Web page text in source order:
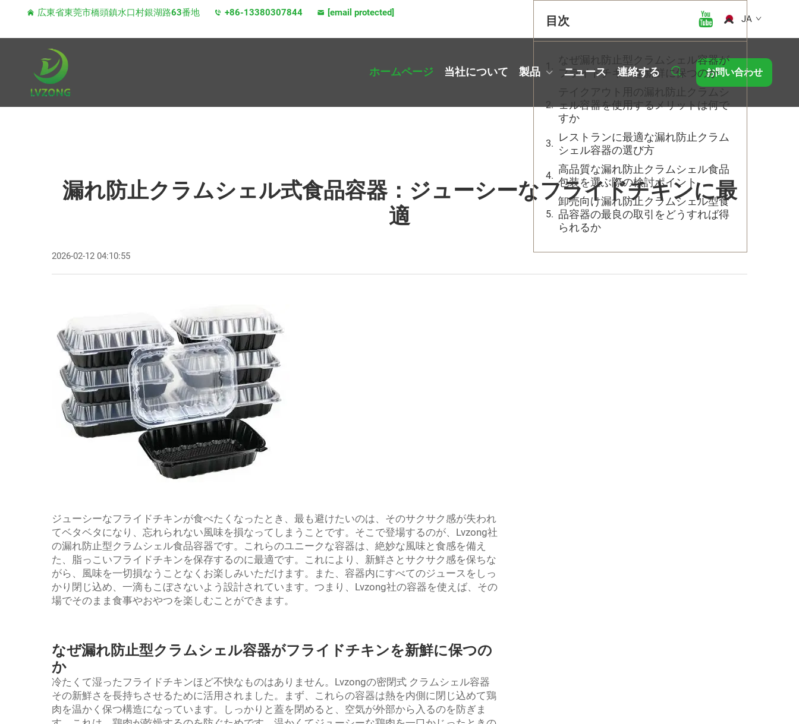
広東省東莞市橋頭鎮水口村銀湖路63番地 +86-13380307844 [email protected]
JA
ホームページ 当社について 製品 ニュース 連絡する お問い合わせ
漏れ防止クラムシェル式食品容器：ジューシーなフライドチキンに最
適
2026-02-12 04:10:55
ジューシーなフライドチキンが食べたくなったとき、最も避けたいのは、そのサクサク感が失われ
てベタベタになり、忘れられない風味を損なってしまうことです。そこで登場するのが、Lvzong社
の漏れ防止型クラムシェル食品容器です。これらのユニークな容器は、絶妙な風味と食感を備え
た、脂っこいフライドチキンを保存するのに最適です。これにより、新鮮さとサクサク感を保ちな
がら、風味を一切損なうことなくお楽しみいただけます。また、容器内にすべてのジュースをしっ
かり閉じ込め、一滴もこぼさないよう設計されています。つまり、Lvzong社の容器を使えば、その
場でそのまま食事やおやつを楽しむことができます。
なぜ漏れ防止型クラムシェル容器がフライドチキンを新鮮に保つの
か
冷たくて湿ったフライドチキンほど不快なものはありません。Lvzongの密閉式 クラムシェル容器
その新鮮さを長持ちさせるために活用されました。まず、これらの容器は熱を内側に閉じ込めて鶏
肉を温かく保つ構造になっています。しっかりと蓋を閉めると、空気が外部から入るのを防ぎま
目次
なぜ漏れ防止型クラムシェル容器が
フライドチキンを新鮮に保つのか
テイクアウト用の漏れ防止クラムシ
ェル容器を使用するメリットは何で
すか
レストランに最適な漏れ防止クラム
シェル容器の選び方
高品質な漏れ防止クラムシェル食品
包装を選ぶ際の検討ポイント
卸売向け漏れ防止クラムシェル型食
品容器の最良の取引をどうすれば得
られるか